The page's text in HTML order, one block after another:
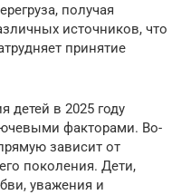
получая
источников, что
принятие
детей в 2025 году
факторами. Во-
зависит от
поколения. Дети,
уважения и